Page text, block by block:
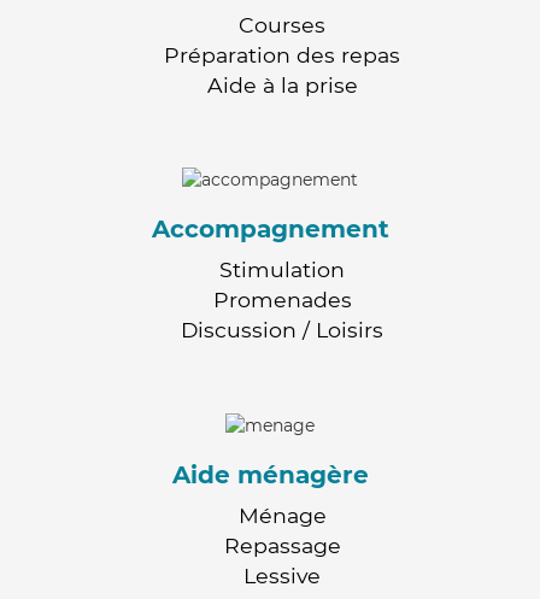
Courses
Préparation des repas
Aide à la prise
Accompagnement
Stimulation
Promenades
Discussion / Loisirs
Aide ménagère
Ménage
Repassage
Lessive